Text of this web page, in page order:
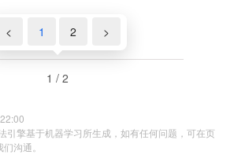
< 1 2 >
1 / 2
引擎基于机器学习所生成，如有任何问题，可在页
沟通。